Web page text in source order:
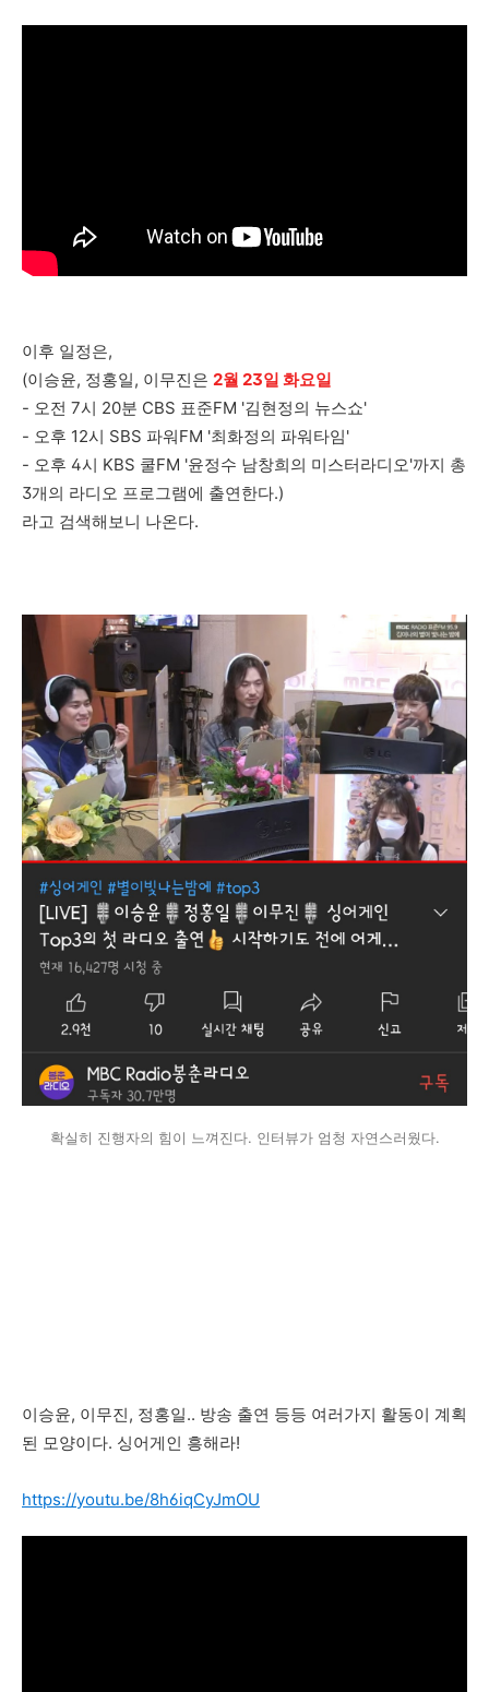
이후 일정은,
(이승윤, 정홍일, 이무진은 2월 23일 화요일
- 오전 7시 20분 CBS 표준FM '김현정의 뉴스쇼'
- 오후 12시 SBS 파워FM '최화정의 파워타임'
- 오후 4시 KBS 쿨FM '윤정수 남창희의 미스터라디오'까지 총
3개의 라디오 프로그램에 출연한다.)
라고 검색해보니 나온다.
확실히 진행자의 힘이 느껴진다. 인터뷰가 엄청 자연스러웠다.
이승윤, 이무진, 정홍일.. 방송 출연 등등 여러가지 활동이 계획
된 모양이다. 싱어게인 흥해라!
https://youtu.be/8h6iqCyJmOU